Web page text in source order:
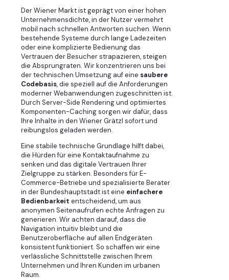
Der Wiener Markt ist geprägt von einer hohen
Unternehmensdichte, in der Nutzer vermehrt
mobil nach schnellen Antworten suchen. Wenn
bestehende Systeme durch lange Ladezeiten
oder eine komplizierte Bedienung das
Vertrauen der Besucher strapazieren, steigen
die Absprungraten. Wir konzentrieren uns bei
der technischen Umsetzung auf eine saubere
Codebasis, die speziell auf die Anforderungen
moderner Webanwendungen zugeschnitten ist.
Durch Server-Side Rendering und optimiertes
Komponenten-Caching sorgen wir dafür, dass
Ihre Inhalte in den Wiener Grätzl sofort und
reibungslos geladen werden.
Eine stabile technische Grundlage hilft dabei,
die Hürden für eine Kontaktaufnahme zu
senken und das digitale Vertrauen Ihrer
Zielgruppe zu stärken. Besonders für E-
Commerce-Betriebe und spezialisierte Berater
in der Bundeshauptstadt ist eine einfachere
Bedienbarkeit entscheidend, um aus
anonymen Seitenaufrufen echte Anfragen zu
generieren. Wir achten darauf, dass die
Navigation intuitiv bleibt und die
Benutzeroberfläche auf allen Endgeräten
konsistent funktioniert. So schaffen wir eine
verlässliche Schnittstelle zwischen Ihrem
Unternehmen und Ihren Kunden im urbanen
Raum.